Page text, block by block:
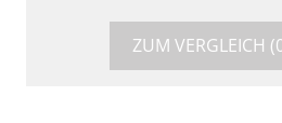
ZUM VERGLEICH